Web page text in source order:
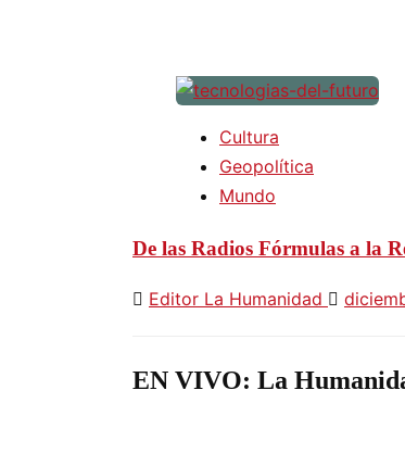
Cultura
Geopolítica
Mundo
De las Radios Fórmulas a la
Editor La Humanidad
EN VIVO: La